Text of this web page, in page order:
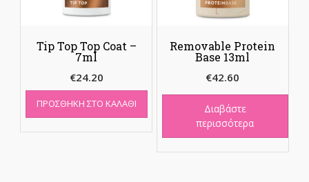
Tip Top Top Coat –
7ml
€24.20
ΠΡΟΣΘΉΚΗ ΣΤΟ ΚΑΛΆΘΙ
Removable Protein
Base 13ml
€42.60
Διαβάστε
περισσότερα